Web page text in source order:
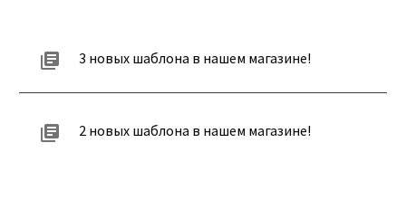
3 новых шаблона в нашем магазине!
2 новых шаблона в нашем магазине!